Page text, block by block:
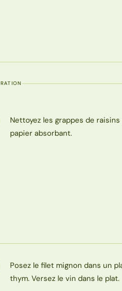
Nettoyez les grappes de
papier absorbant.
Posez le filet mignon dans un
thym. Versez le vin dans le plat.